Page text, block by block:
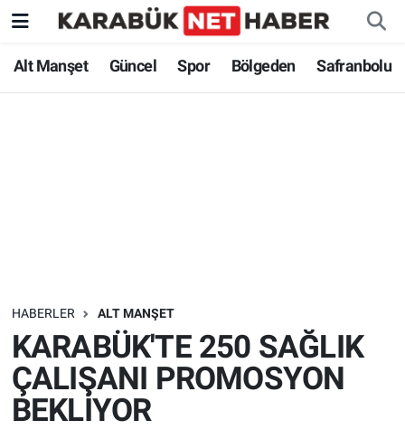
Alt Manşet Güncel Spor Bölgeden Safranbolu
HABERLER ALT MANŞET
KARABÜK'TE 250 SAĞLIK
ÇALIŞANI PROMOSYON
BEKLİYOR